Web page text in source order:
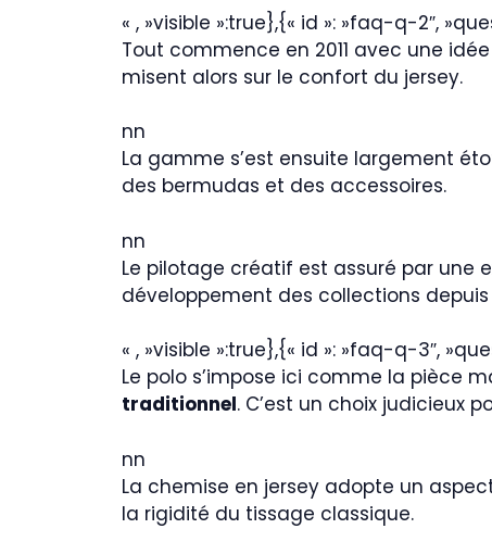
« , »visible »:true},{« id »: »faq-q-2″,
Tout commence en 2011 avec une
misent alors sur le confort du jersey.
nn
La gamme s’est ensuite largement
des bermudas et des accessoires.
nn
Le pilotage créatif est assuré par une
développement des collections depuis
« , »visible »:true},{« id »: »faq-q-3″,
Le polo s’impose ici comme la pièce
traditionnel. C’est un choix judicieux
nn
La chemise en jersey adopte un
la rigidité du tissage classique.